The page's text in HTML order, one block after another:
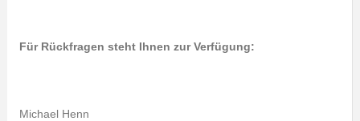
Für Rückfragen steht Ihnen zur Verfügung:
Michael Henn